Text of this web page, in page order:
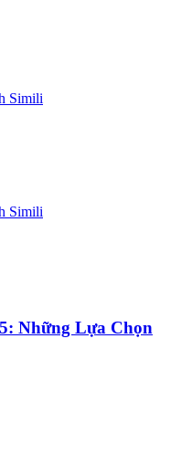
Simili
Simili
Những Lựa Chọn